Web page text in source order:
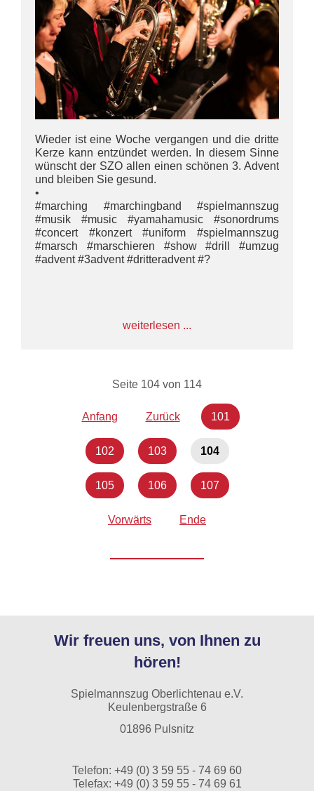
Wieder ist eine Woche vergangen und die dritte
Kerze kann entzündet werden. In diesem Sinne
wünscht der SZO allen einen schönen 3. Advent
und bleiben Sie gesund.
•
#marching #marchingband #spielmannszug
#musik #music #yamahamusic #sonordrums
#concert #konzert #uniform #spielmannszug
#marsch #marschieren #show #drill #umzug
#advent #3advent #dritteradvent #?
weiterlesen ...
Seite 104 von 114
Anfang Zurück 101
102 103 104
105 106 107
Vorwärts Ende
Wir freuen uns, von Ihnen zu
hören!
Spielmannszug Oberlichtenau e.V.
Keulenbergstraße 6
01896 Pulsnitz
Telefon: +49 (0) 3 59 55 - 74 69 60
Telefax: +49 (0) 3 59 55 - 74 69 61